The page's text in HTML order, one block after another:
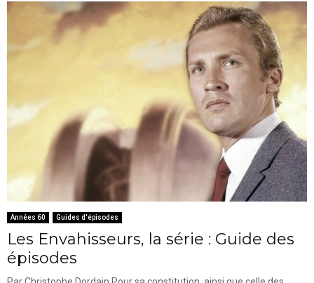
Années 60 Guides d'épisodes
Les Envahisseurs, la série : Guide des
épisodes